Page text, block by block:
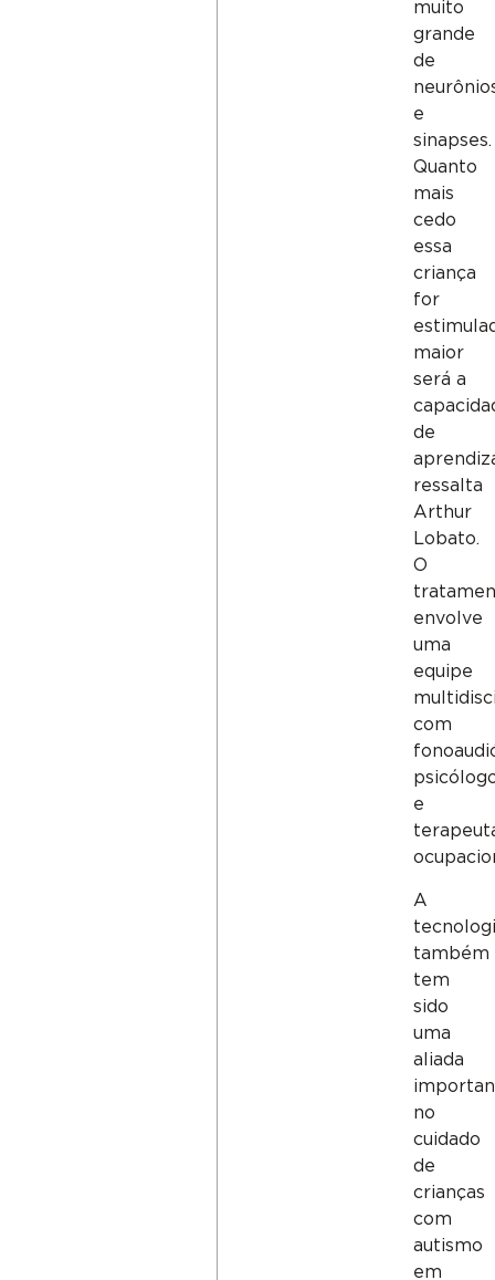
muito
grande
de
e
sinapses.
Quanto
mais
cedo
essa
criança
for
maior
será a
de
ressalta
Arthur
Lobato.
O
envolve
uma
equipe
com
e
A
também
tem
sido
uma
aliada
no
cuidado
de
crianças
com
autismo
em